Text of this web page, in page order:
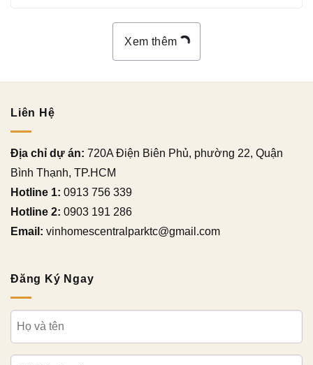
Xem thêm
Liên Hệ
Địa chỉ dự án: 720A Điện Biên Phủ, phường 22, Quận
Bình Thạnh, TP.HCM
Hotline 1: 0913 756 339
Hotline 2: 0903 191 286
Email: vinhomescentralparktc@gmail.com
Đăng Ký Ngay